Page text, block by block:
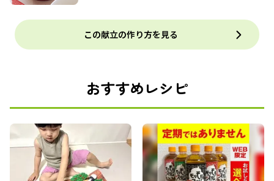
この献立の作り方を見る
おすすめレシピ